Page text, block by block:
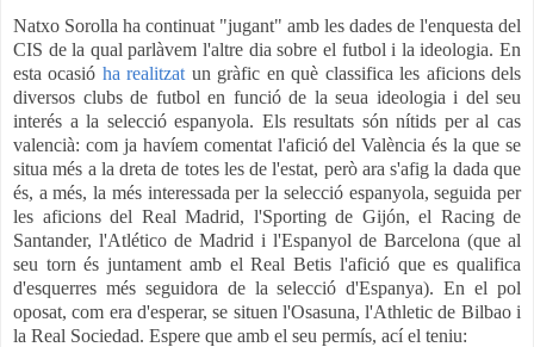
Natxo Sorolla ha continuat "jugant" amb les dades de l'enquesta del
CIS de la qual parlàvem l'altre dia sobre el futbol i la ideologia. En
esta ocasió ha realitzat un gràfic en què classifica les aficions dels
diversos clubs de futbol en funció de la seua ideologia i del seu
interés a la selecció espanyola. Els resultats són nítids per al cas
valencià: com ja havíem comentat l'afició del València és la que se
situa més a la dreta de totes les de l'estat, però ara s'afig la dada que
és, a més, la més interessada per la selecció espanyola, seguida per
les aficions del Real Madrid, l'Sporting de Gijón, el Racing de
Santander, l'Atlético de Madrid i l'Espanyol de Barcelona (que al
seu torn és juntament amb el Real Betis l'afició que es qualifica
d'esquerres més seguidora de la selecció d'Espanya). En el pol
oposat, com era d'esperar, se situen l'Osasuna, l'Athletic de Bilbao i
la Real Sociedad. Espere que amb el seu permís, ací el teniu: